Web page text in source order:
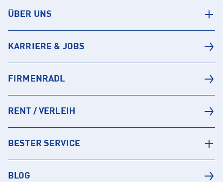
ÜBER UNS
KARRIERE & JOBS
FIRMENRADL
RENT / VERLEIH
BESTER SERVICE
BLOG